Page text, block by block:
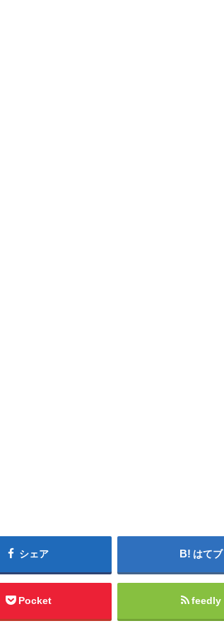
シェア はてブ
Pocket feedly